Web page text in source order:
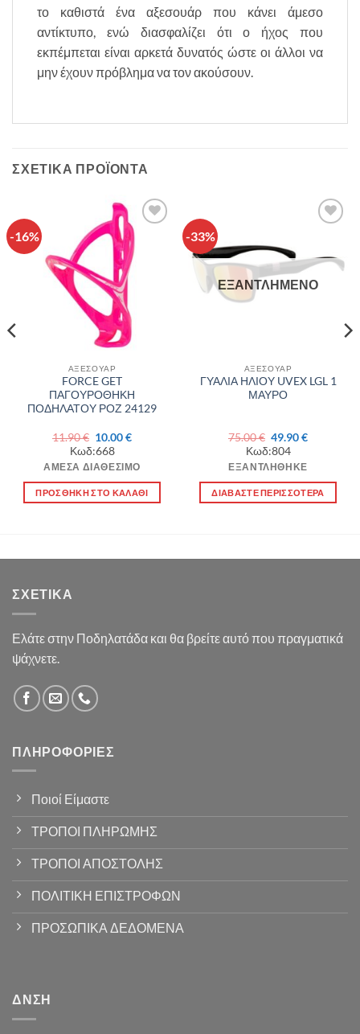
το καθιστά ένα αξεσουάρ που κάνει άμεσο
αντίκτυπο, ενώ διασφαλίζει ότι ο ήχος που
εκπέμπεται είναι αρκετά δυνατός ώστε οι άλλοι να
μην έχουν πρόβλημα να τον ακούσουν.
ΣΧΕΤΙΚΆ ΠΡΟΪΌΝΤΑ
-16%
Πρόσθήκη
στην λίστα
επιθυμιών
ΑΞΕΣΟΥΑΡ
FORCE GET
ΠΑΓΟΥΡΟΘΗΚΗ
ΠΟΔΗΛΑΤΟΥ ΡΟΖ 24129
11.90€ Original
price
was:
11.90 €.
10.00€Η
είναι:
Κωδ:668
ΆΜΕΣΑ ΔΙΑΘΈΣΙΜΟ
ΠΡΟΣΘΉΚΗ ΣΤΟ ΚΑΛΆΘΙ
-33%
επιθυμιών
ΕΞΑΝΤΛΗΜΈΝΟ
ΑΞΕΣΟΥΑΡ
ΓΥΑΛΙΑ ΗΛΙΟΥ UVEX LGL 1
ΜΑΥΡΟ
75.00€ Original
price
was:
75.00 €.
49.90€Η
Κωδ:804
ΕΞΑΝΤΛΉΘΗΚΕ
ΔΙΑΒΆΣΤΕ ΠΕΡΙΣΣΌΤΕΡΑ
ΣΧΕΤΙΚΆ
Ελάτε στην Ποδηλατάδα και θα βρείτε αυτό που πραγματικά
ψάχνετε.
ΠΛΗΡΟΦΟΡΊΕΣ
Ποιοί Είμαστε
ΤΡΟΠΟΙ ΠΛΗΡΩΜΗΣ
ΤΡΟΠΟΙ ΑΠΟΣΤΟΛΗΣ
ΠΟΛΙΤΙΚΗ ΕΠΙΣΤΡΟΦΩΝ
ΠΡΟΣΩΠΙΚΑ ΔΕΔΟΜΕΝΑ
ΔΝΣΗ